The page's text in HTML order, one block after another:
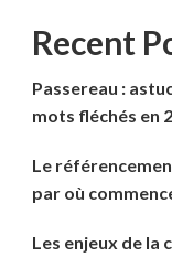
Recent
Passereau :
mots fléchés en
Le
par où
Les enjeux de la